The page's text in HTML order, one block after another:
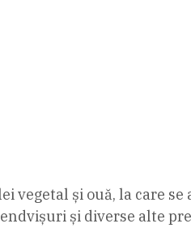
și ouă, la care
și diverse alte